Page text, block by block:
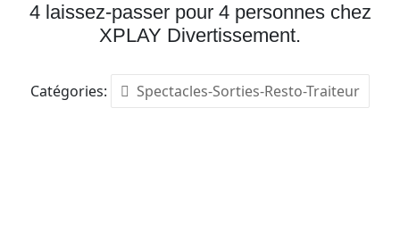
4 laissez-passer pour 4 personnes chez
XPLAY Divertissement.
Catégories: Spectacles-Sorties-Resto-Traiteur